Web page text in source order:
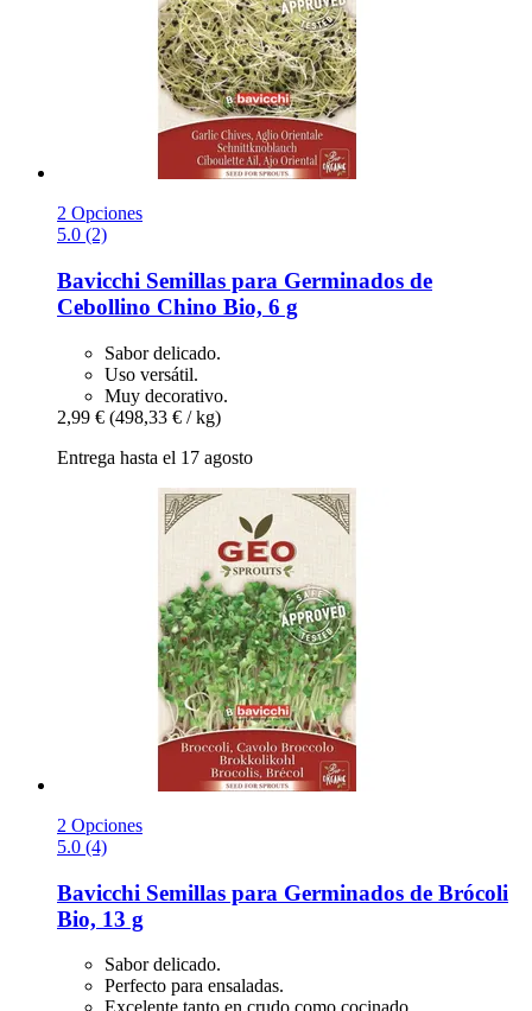
2 Opciones
5.0 (2)
Bavicchi Semillas para Germinados de
Cebollino Chino Bio, 6 g
Sabor delicado.
Uso versátil.
Muy decorativo.
2,99 € (498,33 € / kg)
Entrega hasta el 17 agosto
2 Opciones
5.0 (4)
Bavicchi Semillas para Germinados de Brócoli
Bio, 13 g
Sabor delicado.
Perfecto para ensaladas.